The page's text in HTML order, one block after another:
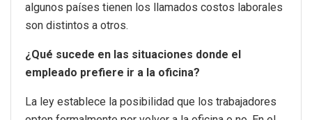
algunos países tienen los llamados costos laborales
son distintos a otros.
¿Qué sucede en las situaciones donde el
empleado prefiere ir a la oficina?
La ley establece la posibilidad que los trabajadores